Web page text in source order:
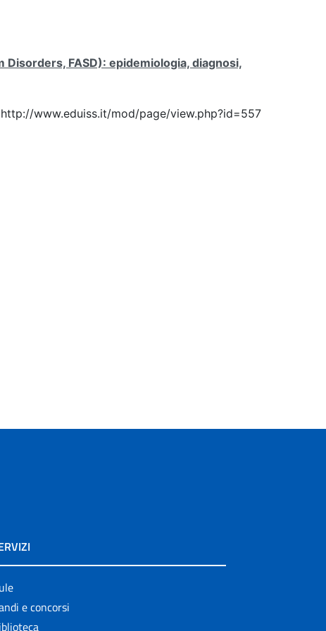
FASD): epidemiologia, diagnosi,
www.eduiss.it/mod/page/view.php?id=557
e concorsi